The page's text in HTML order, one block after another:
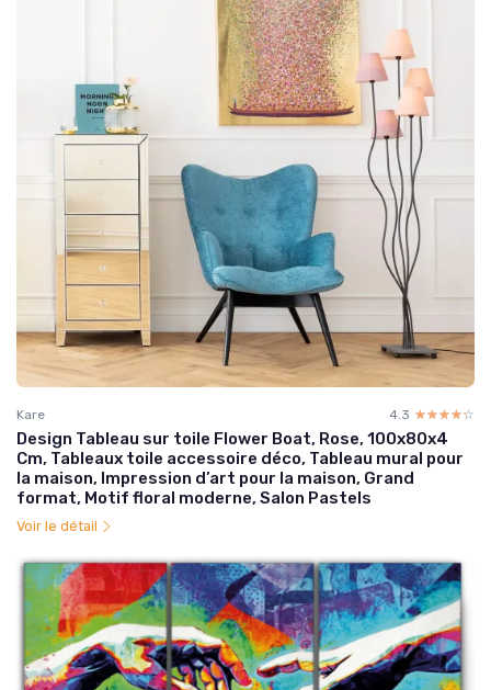
Kare 4.3 ☆☆☆☆☆
★★★★★
Design Tableau sur toile Flower Boat, Rose, 100x80x4
Cm, Tableaux toile accessoire déco, Tableau mural pour
la maison, Impression d’art pour la maison, Grand
format, Motif floral moderne, Salon Pastels
Voir le détail